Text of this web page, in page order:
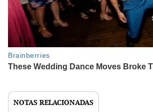
NOTAS RELACIONADAS